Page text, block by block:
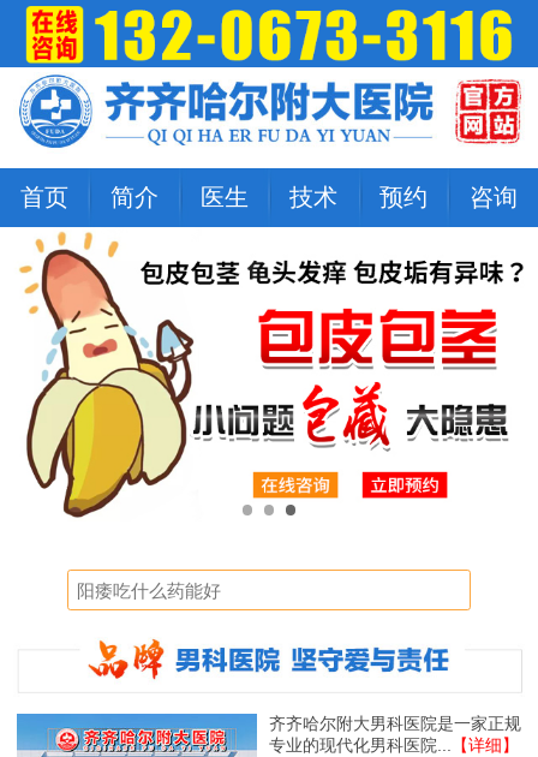
首页 简介 医生 技术 预约 咨询
齐齐哈尔附大男科医院是一家正规
专业的现代化男科医院...
【详细】